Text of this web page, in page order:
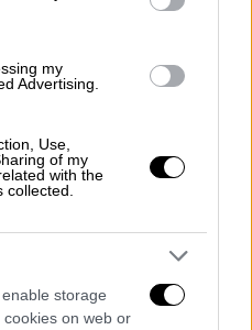
my
Advertising.
Use,
of my
with the
storage
on web or
σύμφωνα με
κριτική τόσο σε
ίδια ώρα,
ακόμη και στη σχέση
στόχους των
σε αδιέξοδο, με